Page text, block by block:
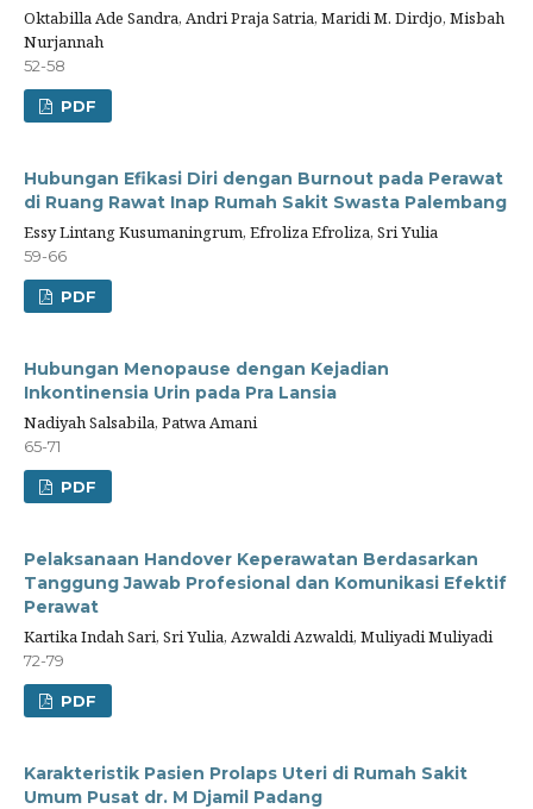
Oktabilla Ade Sandra, Andri Praja Satria, Maridi M. Dirdjo, Misbah
Nurjannah
52-58
PDF
Hubungan Efikasi Diri dengan Burnout pada Perawat
di Ruang Rawat Inap Rumah Sakit Swasta Palembang
Essy Lintang Kusumaningrum, Efroliza Efroliza, Sri Yulia
59-66
PDF
Hubungan Menopause dengan Kejadian
Inkontinensia Urin pada Pra Lansia
Nadiyah Salsabila, Patwa Amani
65-71
PDF
Pelaksanaan Handover Keperawatan Berdasarkan
Tanggung Jawab Profesional dan Komunikasi Efektif
Perawat
Kartika Indah Sari, Sri Yulia, Azwaldi Azwaldi, Muliyadi Muliyadi
72-79
PDF
Karakteristik Pasien Prolaps Uteri di Rumah Sakit
Umum Pusat dr. M Djamil Padang